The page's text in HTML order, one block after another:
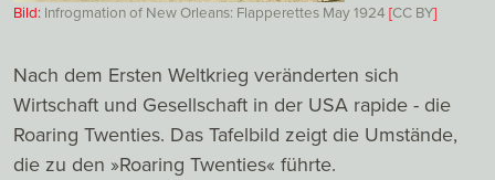
Bild: Infrogmation of New Orleans: Flapperettes May 1924 [CC BY]
Nach dem Ersten Weltkrieg veränderten sich
Wirtschaft und Gesellschaft in der USA rapide - die
Roaring Twenties. Das Tafelbild zeigt die Umstände,
die zu den »Roaring Twenties« führte.